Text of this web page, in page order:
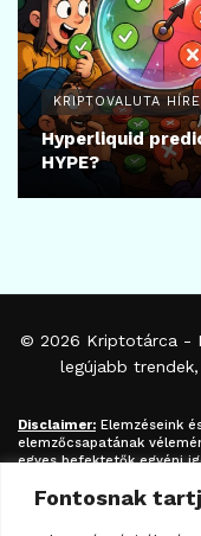
Fontosnak
KRIPTOVALUTA
Hyperliquid
HYPE?
© 2026 Kriptotárca -
legújabb
Disclaimer: Elemzéseink
elemzőcsapatának
egyes befektetők egyéni
befektetési
kriptovaluta / token / ICO
eladására vonatkozó